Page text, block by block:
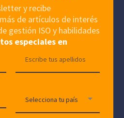
y recibe
de artículos de interés
gestión ISO y habilidades
especiales en